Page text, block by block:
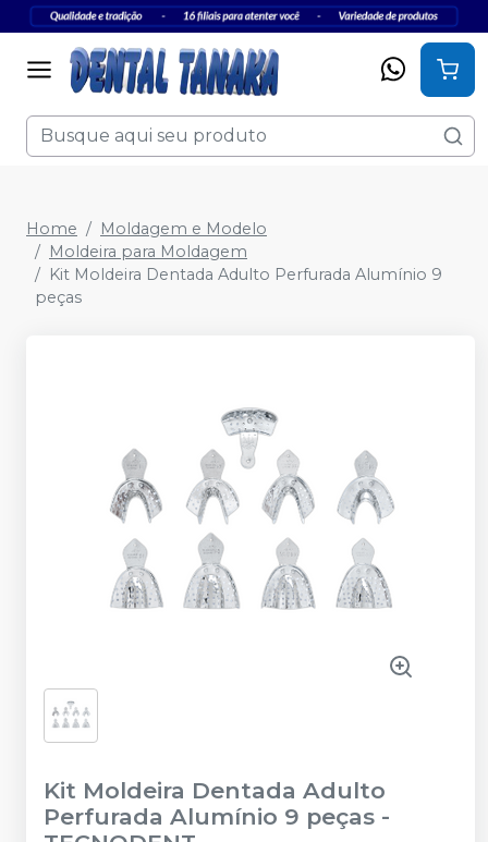
Home
Moldagem e Modelo
Moldeira para Moldagem
Kit Moldeira Dentada Adulto Perfurada Alumínio 9
peças
Kit Moldeira Dentada Adulto
Perfurada Alumínio 9 peças -